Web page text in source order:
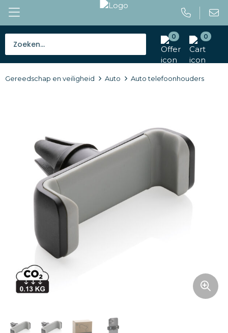
0 0
Tassen
Drinkwaren
Paraplu's
Outdoor en vrije tijd
Gereedschap en veiligheid
Snoepgoed
Home en living
Health en wellness
Kantoorartikelen
Gereedschap en veiligheid Auto Auto telefoonhouders